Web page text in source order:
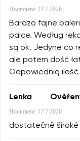
Hodnotené 12.7.2026
Bardzo fajne
palce. Według
są ok. Jedyne co
ale potem dość
Odpowiednią ilość
Lenka
Hodnotené 17.7.2026
dostatečně široké